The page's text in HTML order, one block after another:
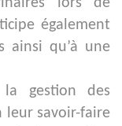
également
ainsi qu’à une
gestion des
leur savoir-faire